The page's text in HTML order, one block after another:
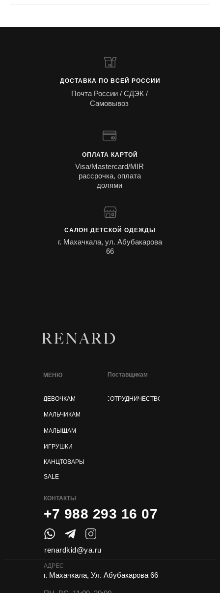
ОПЛАТА КАРТОЙ
Visa/Mastercard/MIR
рассрочка, оплата
долями
ДОСТАВКА ПО ВСЕЙ РОССИИ
Почта России / СДЭК /
Самовывоз
САЛОН ДЕТСКОЙ ОДЕЖДЫ
г. Махачкала, ул. Абубакарова
66
МЕНЮ
ДЕВОЧКАМ
МАЛЬЧИКАМ
МАЛЫШАМ
ИГРУШКИ
КАНЦТОВАРЫ
КОНТАКТЫ
+7 988 293 16 07
Поставщикам
renardkid@ya.ru
АДРЕС
г. Махачкала, Ул. Абубакарова 66
СОТРУДНИЧЕСТВО
SALE